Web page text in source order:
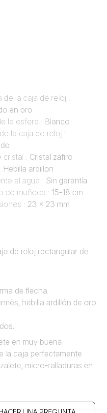
de la caja de reloj :
en oro
la esfera : Blanco
la caja de reloj :
cristal : Cristal zafiro
Hebilla ardillon
al agua : Sin garantía
de muñeca : 15-18 cm
: 23 x 23 mm
de reloj rectangular de
de flecha.
hebilla ardillón de oro
en muy buena
la caja perfectamente
micro-ralladuras en